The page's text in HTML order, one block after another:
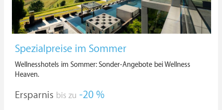
Spezialpreise im Sommer
Wellnesshotels im Sommer: Sonder-Angebote bei Wellness
Heaven.
Ersparnis bis zu -20 %